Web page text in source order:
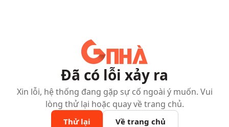
Đã có lỗi xảy ra
Xin lỗi, hệ thống đang gặp sự cố ngoài ý muốn. Vui
lòng thử lại hoặc quay về trang chủ.
Thử lại Về trang chủ